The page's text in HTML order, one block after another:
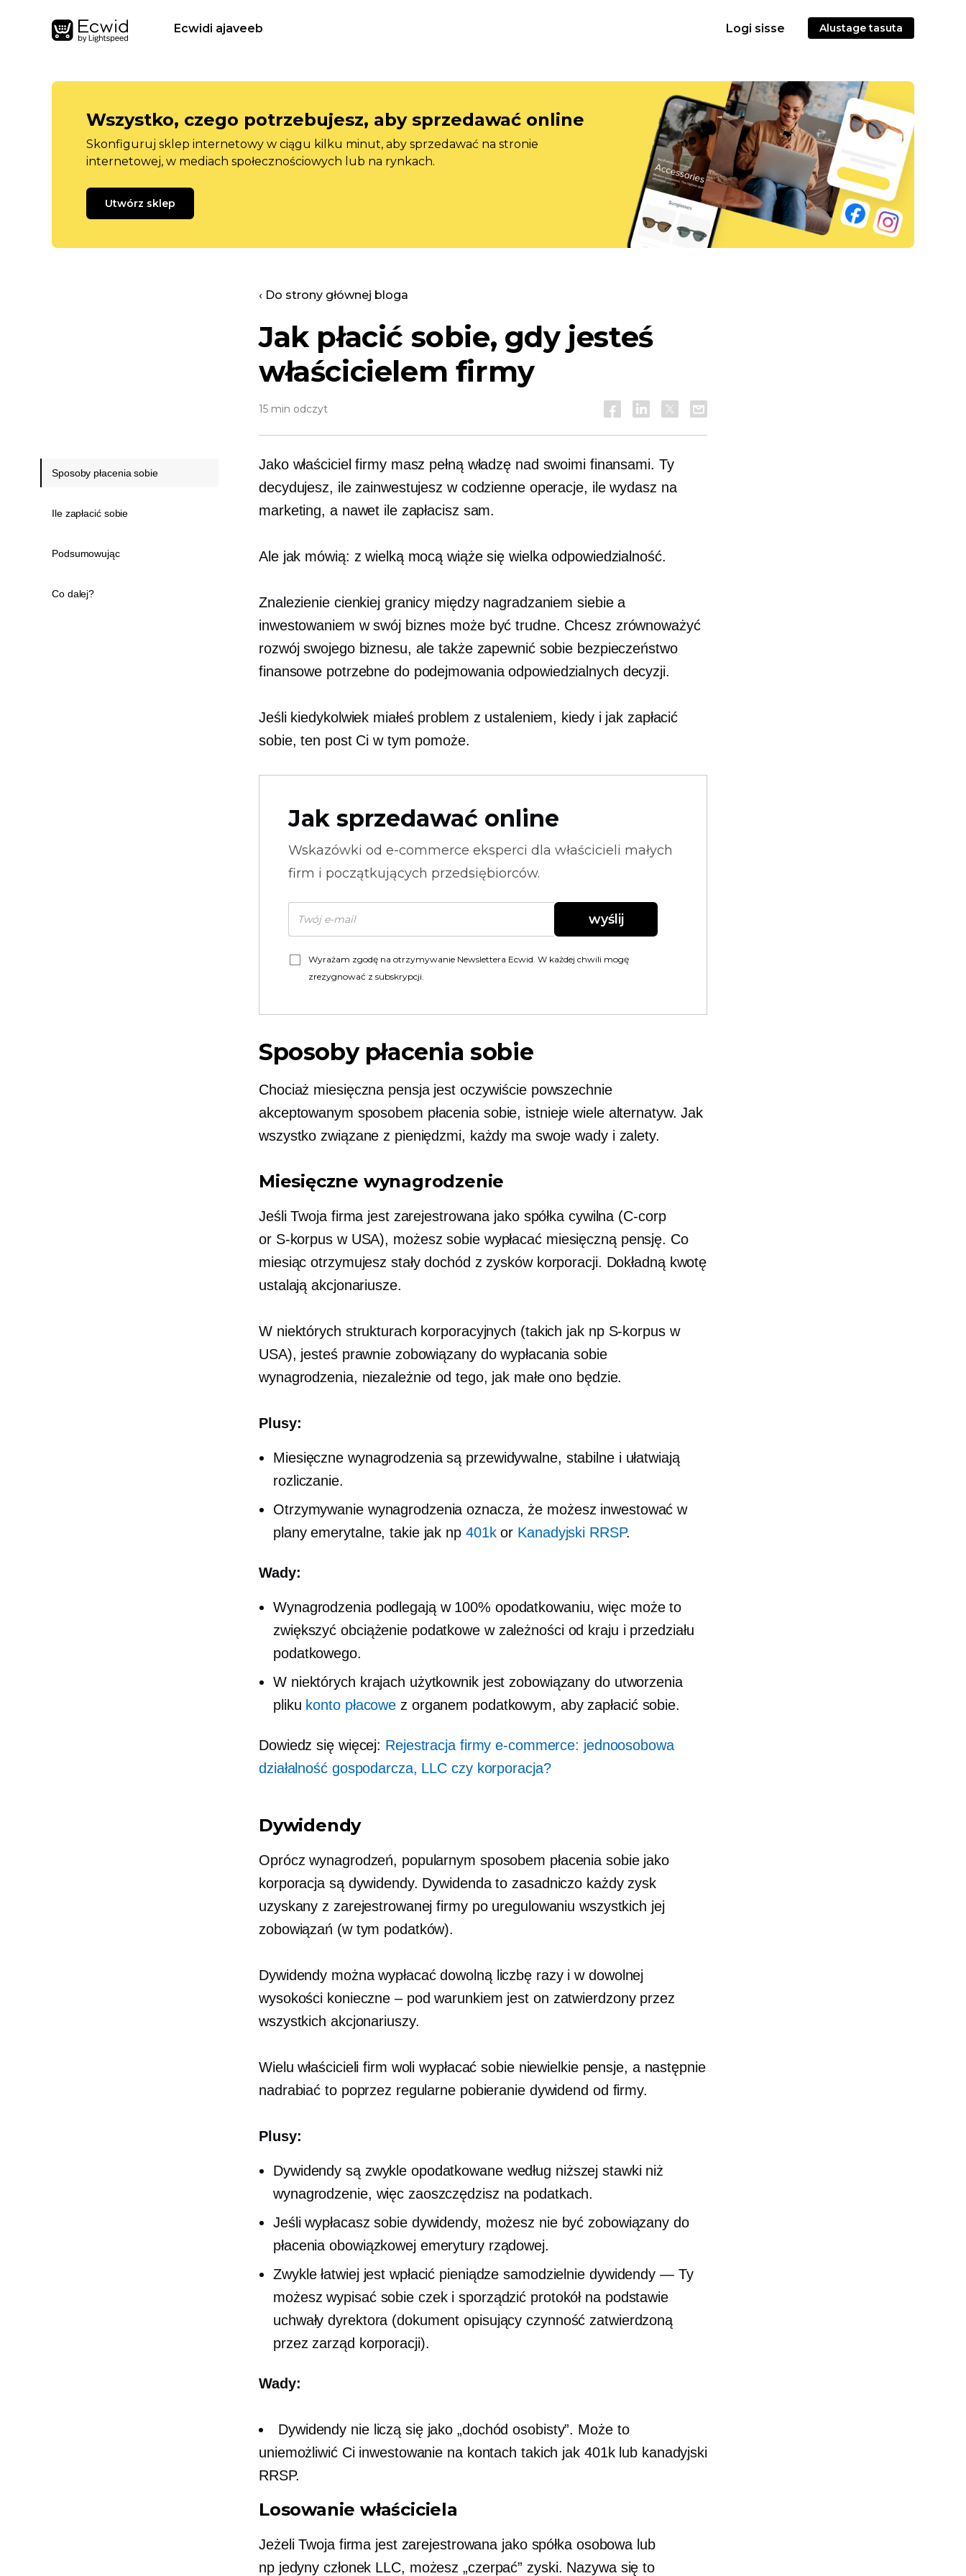
Ecwidi ajaveeb Logi sisse Alustage tasuta
Wszystko, czego potrzebujesz, aby sprzedawać online
Skonfiguruj sklep internetowy w ciągu kilku minut, aby sprzedawać na stronie
internetowej, w mediach społecznościowych lub na rynkach.
Utwórz sklep
‹ Do strony głównej bloga
Jak płacić sobie, gdy jesteś
właścicielem firmy
15 min odczyt
Jako właściciel firmy masz pełną władzę nad swoimi finansami. Ty
decydujesz, ile zainwestujesz w codzienne operacje, ile wydasz na
marketing, a nawet ile zapłacisz sam.
Ale jak mówią: z wielką mocą wiąże się wielka odpowiedzialność.
Znalezienie cienkiej granicy między nagradzaniem siebie a
inwestowaniem w swój biznes może być trudne. Chcesz zrównoważyć
rozwój swojego biznesu, ale także zapewnić sobie bezpieczeństwo
finansowe potrzebne do podejmowania odpowiedzialnych decyzji.
Jeśli kiedykolwiek miałeś problem z ustaleniem, kiedy i jak zapłacić
sobie, ten post Ci w tym pomoże.
Jak sprzedawać online
Wskazówki od e-commerce eksperci dla właścicieli małych
firm i początkujących przedsiębiorców.
wyślij
Wyrażam zgodę na otrzymywanie Newslettera Ecwid. W każdej chwili mogę
zrezygnować z subskrypcji.
Sposoby płacenia sobie
Chociaż miesięczna pensja jest oczywiście powszechnie
akceptowanym sposobem płacenia sobie, istnieje wiele alternatyw. Jak
wszystko związane z pieniędzmi, każdy ma swoje wady i zalety.
Miesięczne wynagrodzenie
Jeśli Twoja firma jest zarejestrowana jako spółka cywilna (C-corp
or S-korpusw USA), możesz sobie wypłacać miesięczną pensję. Co
miesiąc otrzymujesz stały dochód z zysków korporacji. Dokładną kwotę
ustalają akcjonariusze.
W niektórych strukturach korporacyjnych (takich jak np S-korpusw
USA), jesteś prawnie zobowiązany do wypłacania sobie
wynagrodzenia, niezależnie od tego, jak małe ono będzie.
Plusy:
Miesięczne wynagrodzenia są przewidywalne, stabilne i ułatwiają
rozliczanie.
Otrzymywanie wynagrodzenia oznacza, że ​​możesz inwestować w
plany emerytalne, takie jak np 401kor Kanadyjski RRSP.
Wady:
Wynagrodzenia podlegają w 100% opodatkowaniu, więc może to
zwiększyć obciążenie podatkowe w zależności od kraju i przedziału
podatkowego.
W niektórych krajach użytkownik jest zobowiązany do utworzenia
pliku konto płacowe z organem podatkowym, aby zapłacić sobie.
Dowiedz się więcej: Rejestracja firmy e-commerce: jednoosobowa
działalność gospodarcza, LLC czy korporacja?
Dywidendy
Oprócz wynagrodzeń, popularnym sposobem płacenia sobie jako
korporacja są dywidendy. Dywidenda to zasadniczo każdy zysk
uzyskany z zarejestrowanej firmy po uregulowaniu wszystkich jej
zobowiązań (w tym podatków).
Dywidendy można wypłacać dowolną liczbę razy i w dowolnej
wysokości konieczne – pod warunkiem jest on zatwierdzony przez
wszystkich akcjonariuszy.
Wielu właścicieli firm woli wypłacać sobie niewielkie pensje, a następnie
nadrabiać to poprzez regularne pobieranie dywidend od firmy.
Plusy:
Dywidendy są zwykle opodatkowane według niższej stawki niż
wynagrodzenie, więc zaoszczędzisz na podatkach.
Jeśli wypłacasz sobie dywidendy, możesz nie być zobowiązany do
płacenia obowiązkowej emerytury rządowej.
Zwykle łatwiej jest wpłacić pieniądze samodzielnie dywidendy — Ty
możesz wypisać sobie czek i sporządzić protokół na podstawie
uchwały dyrektora (dokument opisujący czynność zatwierdzoną
przez zarząd korporacji).
Wady:
Dywidendy nie liczą się jako „dochód osobisty”. Może to
uniemożliwić Ci inwestowanie na kontach takich jak 401k lub kanadyjski
RRSP.
Losowanie właściciela
Jeżeli Twoja firma jest zarejestrowana jako spółka osobowa lub
np jedyny członek LLC, możesz „czerpać” zyski. Nazywa się to
Sposoby płacenia sobie
Ile zapłacić sobie
Podsumowując
Co dalej?